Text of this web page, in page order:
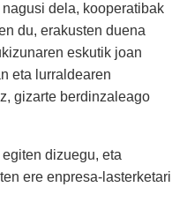
dela, kooperatibak
du, erakusten duena
eskutik joan
eta lurraldearen
gizarte berdinzaleago
dizuegu, eta
ere enpresa-lasterketari